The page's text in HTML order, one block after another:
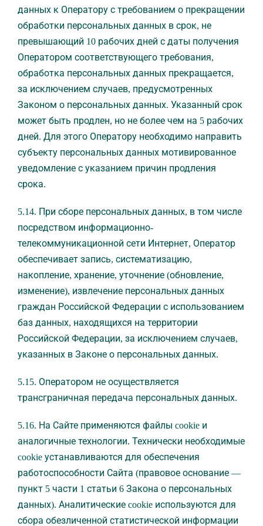
данных к Оператору с требованием о прекращении
обработки персональных данных в срок, не
превышающий 10 рабочих дней с даты получения
Оператором соответствующего требования,
обработка персональных данных прекращается,
за исключением случаев, предусмотренных
Законом о персональных данных. Указанный срок
может быть продлен, но не более чем на 5 рабочих
дней. Для этого Оператору необходимо направить
субъекту персональных данных мотивированное
уведомление с указанием причин продления
срока.
5.14. При сборе персональных данных, в том числе
посредством информационно-
телекоммуникационной сети Интернет, Оператор
обеспечивает запись, систематизацию,
накопление, хранение, уточнение (обновление,
изменение), извлечение персональных данных
граждан Российской Федерации с использованием
баз данных, находящихся на территории
Российской Федерации, за исключением случаев,
указанных в Законе о персональных данных.
5.15. Оператором не осуществляется
трансграничная передача персональных данных.
5.16. На Сайте применяются файлы cookie и
аналогичные технологии. Технически необходимые
cookie устанавливаются для обеспечения
работоспособности Сайта (правовое основание —
пункт 5 части 1 статьи 6 Закона о персональных
данных). Аналитические cookie используются для
сбора обезличенной статистической информации